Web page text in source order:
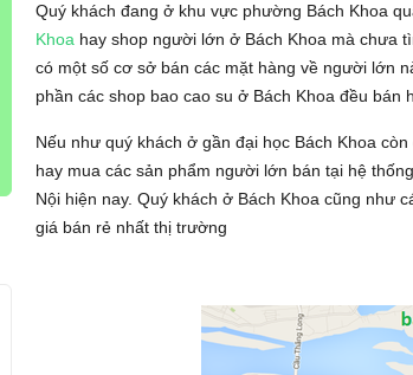
Quý khách đang ở khu vực phường Bách Khoa
Khoa hay shop người lớn ở Bách Khoa mà chưa
có một số cơ sở bán các mặt hàng về người lớn
phần các shop bao cao su ở Bách Khoa đều bán
Nếu như quý khách ở gần đại học Bách Khoa
hay mua các sản phẩm người lớn bán tại hệ
Nội hiện nay. Quý khách ở Bách Khoa cũng như
giá bán rẻ nhất thị trường